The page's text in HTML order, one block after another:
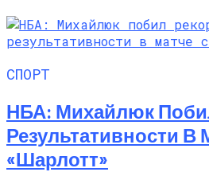
СПОРТ
НБА: Михайлюк
Результативности В
«Шарлотт»